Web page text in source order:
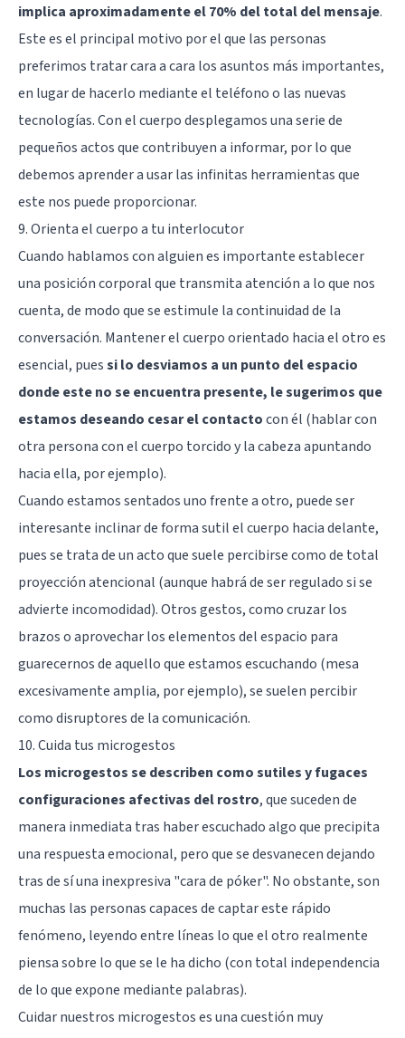
implica aproximadamente el 70% del total del mensaje.
Este es el principal motivo por el que las personas
preferimos tratar cara a cara los asuntos más importantes,
en lugar de hacerlo mediante el teléfono o las nuevas
tecnologías. Con el cuerpo desplegamos una serie de
pequeños actos que contribuyen a informar, por lo que
debemos aprender a usar las infinitas herramientas que
este nos puede proporcionar.
9. Orienta el cuerpo a tu interlocutor
Cuando hablamos con alguien es importante establecer
una posición corporal que transmita atención a lo que nos
cuenta, de modo que se estimule la continuidad de la
conversación. Mantener el cuerpo orientado hacia el otro es
esencial, puessi lo desviamos a un punto del espacio
donde este no se encuentra presente, le sugerimos que
estamos deseando cesar el contactocon él (hablar con
otra persona con el cuerpo torcido y la cabeza apuntando
hacia ella, por ejemplo).
Cuando estamos sentados uno frente a otro, puede ser
interesante inclinar de forma sutil el cuerpo hacia delante,
pues se trata de un acto que suele percibirse como de total
proyección atencional (aunque habrá de ser regulado si se
advierte incomodidad). Otros gestos, como cruzar los
brazos o aprovechar los elementos del espacio para
guarecernos de aquello que estamos escuchando (mesa
excesivamente amplia, por ejemplo), se suelen percibir
como disruptores de la comunicación.
10. Cuida tus microgestos
Los microgestos se describen como sutiles y fugaces
configuraciones afectivas del rostro, que suceden de
manera inmediata tras haber escuchado algo que precipita
una respuesta emocional, pero que se desvanecen dejando
tras de sí una inexpresiva "cara de póker". No obstante, son
muchas las personas capaces de captar este rápido
fenómeno, leyendo entre líneas lo que el otro realmente
piensa sobre lo que se le ha dicho (con total independencia
de lo que expone mediante palabras).
Cuidar nuestros microgestos es una cuestión muy